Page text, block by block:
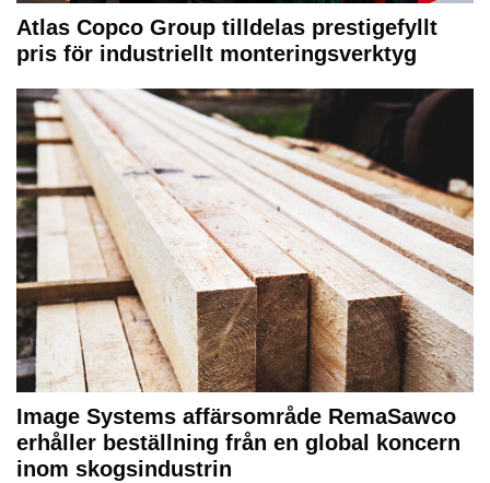
Atlas Copco Group tilldelas prestigefyllt
pris för industriellt monteringsverktyg
Image Systems affärsområde RemaSawco
erhåller beställning från en global koncern
inom skogsindustrin